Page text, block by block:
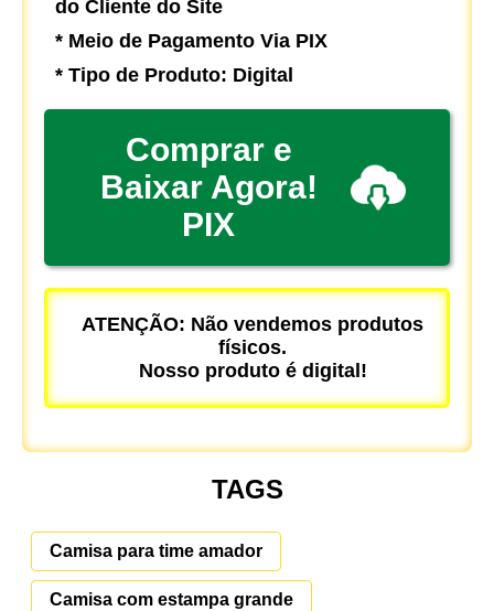
do Cliente do Site
* Meio de Pagamento Via PIX
* Tipo de Produto: Digital
Comprar e
Baixar Agora!
PIX
ATENÇÃO: Não vendemos produtos
físicos.
Nosso produto é digital!
TAGS
Camisa para time amador
Camisa com estampa grande